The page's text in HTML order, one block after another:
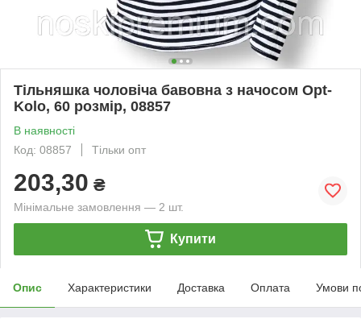
Тільняшка чоловіча бавовна з начосом Opt-
Kolo, 60 розмір, 08857
В наявності
Код: 08857
Тільки опт
203,30 ₴
Мінімальне замовлення — 2 шт.
Купити
Опис Характеристики Доставка Оплата Умови